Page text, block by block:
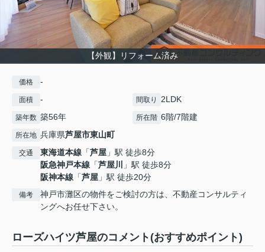
【外観】リフォーム済み
価格 -
面積 - 間取り 2LDK
築年数 築56年 所在階 6階/7階建
所在地 兵庫県芦屋市東山町
交通 東海道本線 「芦屋 」駅 徒歩8分
阪急神戸本線 「芦屋川
」駅 徒歩8分
阪神本線 「芦屋 」駅 徒歩20分
備考
神戸市灘区の物件をご検討の方は、不動産コンサルティ
ングへお任せ下さい。
ローズハイツ芦屋のコメント(おすすめポイント)